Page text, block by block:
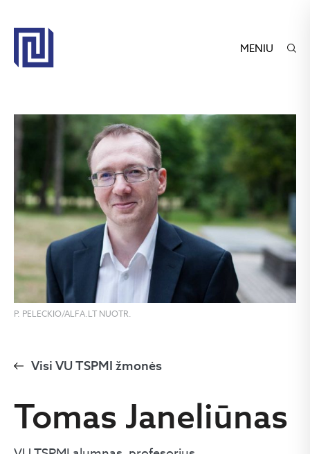
MENIU
P. PELECKIO/ALFA.LT NUOTR.
Visi VU TSPMI žmonės
Tomas Janeliūnas